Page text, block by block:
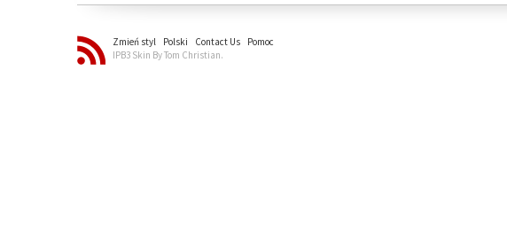
Zmień styl Polski Contact Us
Pomoc
IPB3 Skin By Tom Christian.